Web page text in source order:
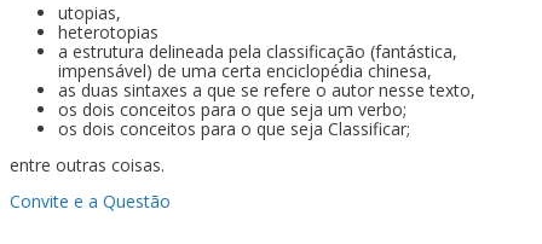
utopias,
heterotopias
a estrutura delineada pela classificação (fantástica,
impensável) de uma certa enciclopédia chinesa,
as duas sintaxes a que se refere o autor nesse texto,
os dois conceitos para o que seja um verbo;
os dois conceitos para o que seja Classificar;
entre outras coisas.
Convite e a Questão